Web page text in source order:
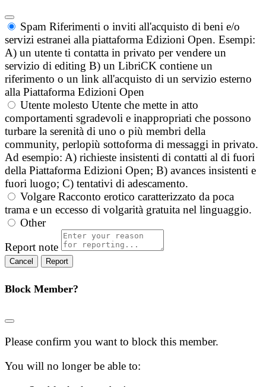
Spam Riferimenti o inviti all'acquisto di beni e/o
servizi estranei alla piattaforma Edizioni Open. Esempi:
A) un utente ti contatta in privato per vendere un
servizio di editing B) un LibriCK contiene un
riferimento o un link all'acquisto di un servizio esterno
alla Piattaforma Edizioni Open
Utente molesto Utente che mette in atto
comportamenti sgradevoli e inappropriati che possono
turbare la serenità di uno o più membri della
community, perlopiù sottoforma di messaggi in privato.
Ad esempio: A) richieste insistenti di contatti al di fuori
della Piattaforma Edizioni Open; B) avances insistenti e
fuori luogo; C) tentativi di adescamento.
Volgare Racconto erotico caratterizzato da poca
trama e un eccesso di volgarità gratuita nel linguaggio.
Other
Report note
Report
Block Member?
Please confirm you want to block this member.
You will no longer be able to: